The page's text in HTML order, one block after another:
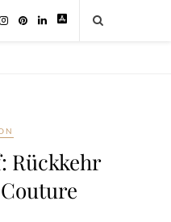
Rückkehr